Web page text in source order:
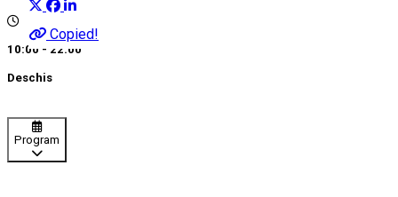
Copied!
10:00 - 22:00
Deschis
Program